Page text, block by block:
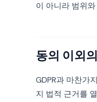
이 아니라 범위
동의 이외
GDPR과 마찬가
지 법적 근거를